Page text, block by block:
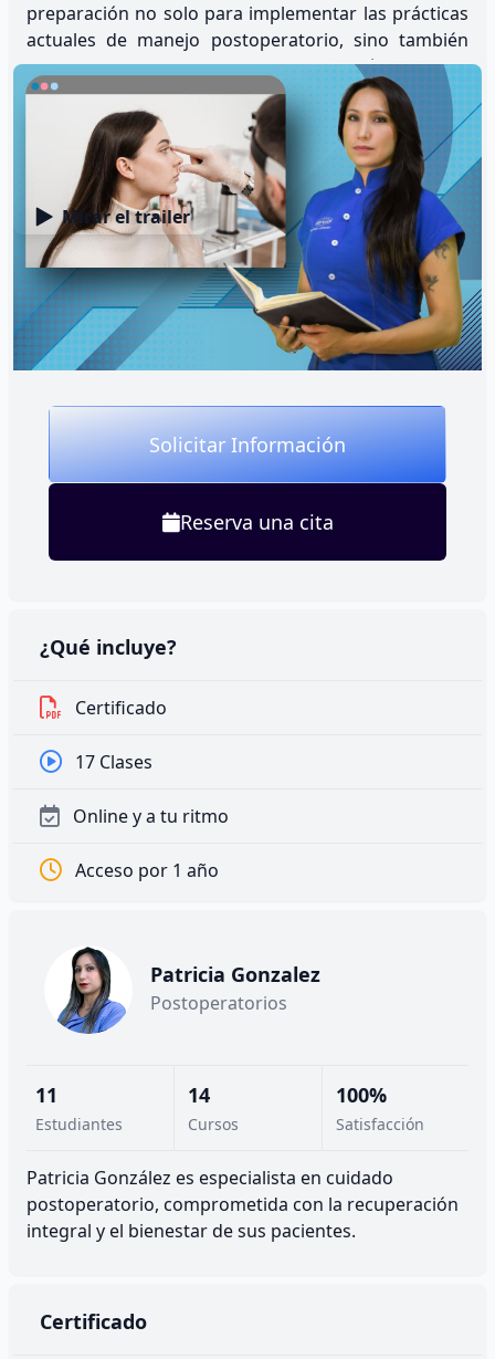
preparación no solo para implementar las prácticas
actuales de manejo postoperatorio, sino también
para adaptarte y contribuir a la evolución continua
de la práctica quirúrgica en rinoplastia.
En resumen, el curso Postoperatorios en Cirugías
Faciales: Rinoplastia dirigido por la docente Patricia
González ofrece una formación exhaustiva y
especializada que equipa a los profesionales de la
salud con lashabilidades necesarias para
proporcionar cuidados postoperatorios de calidad
superioren el ámbito de la rinoplastia.
Mirar el trailer
Solicitar Información
Reserva una cita
¿Qué incluye?
Certificado
17 Clases
Online y a tu ritmo
Acceso por 1 año
Patricia Gonzalez
Postoperatorios
11
Estudiantes
14
Cursos
100%
Satisfacción
Patricia González es especialista en cuidado
postoperatorio, comprometida con la recuperación
integral y el bienestar de sus pacientes.
Certificado